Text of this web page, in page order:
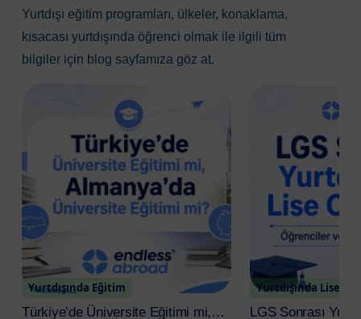
programı daha da cazip
hale getiriyor.
gerçekleştirmek ve
geleceğinize yatırım
yapmak için İrlanda
Work and Study
Programı sizi bekliyor!
Yurtdışı eğitim programları, ülkeler, konaklama,
kısacası yurtdışında öğrenci olmak ile ilgili tüm
bilgiler için blog sayfamıza göz at.
Yurtdışında Eğitim
Türkiye’de Üniversite Eğitimi mi,
Yurtdışında Lise
LGS Sonrası